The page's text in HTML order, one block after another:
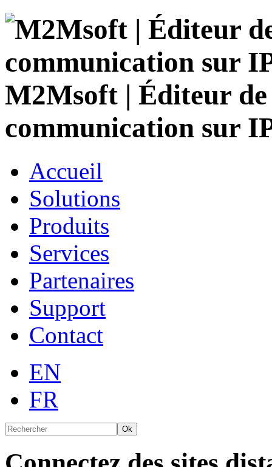
M2Msoft | Éditeur
communication sur
Accueil
Solutions
Produits
Services
Partenaires
Support
Contact
EN
FR
Ok